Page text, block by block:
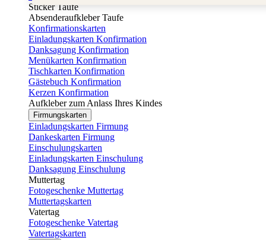
Sticker Taufe
Absenderaufkleber Taufe
Konfirmationskarten
Einladungskarten Konfirmation
Danksagung Konfirmation
Menükarten Konfirmation
Tischkarten Konfirmation
Gästebuch Konfirmation
Kerzen Konfirmation
Aufkleber zum Anlass Ihres Kindes
Firmungskarten
Einladungskarten Firmung
Dankeskarten Firmung
Einschulungskarten
Einladungskarten Einschulung
Danksagung Einschulung
Muttertag
Fotogeschenke Muttertag
Muttertagskarten
Vatertag
Fotogeschenke Vatertag
Vatertagskarten